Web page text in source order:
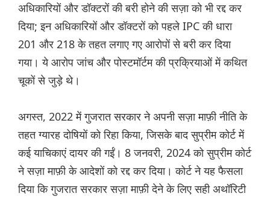
अधिकारियों और डॉक्टरों की बरी होने की सज़ा को भी रद्द कर
दिया; इन अधिकारियों और डॉक्टरों को पहले IPC की धारा
201 और 218 के तहत लगाए गए आरोपों से बरी कर दिया
गया। ये आरोप जांच और पोस्टमॉर्टम की प्रक्रियाओं में कथित
चूकों से जुड़े थे।
अगस्त, 2022 में गुजरात सरकार ने अपनी सज़ा माफ़ी नीति के
तहत ग्यारह दोषियों को रिहा किया, जिसके बाद सुप्रीम कोर्ट में
कई याचिकाएं दायर की गईं। 8 जनवरी, 2024 को सुप्रीम कोर्ट
ने सज़ा माफ़ी के आदेशों को रद्द कर दिया। कोर्ट ने यह फैसला
दिया कि गुजरात सरकार सज़ा माफ़ी देने के लिए सही अथॉरिटी